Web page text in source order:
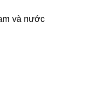
và nước